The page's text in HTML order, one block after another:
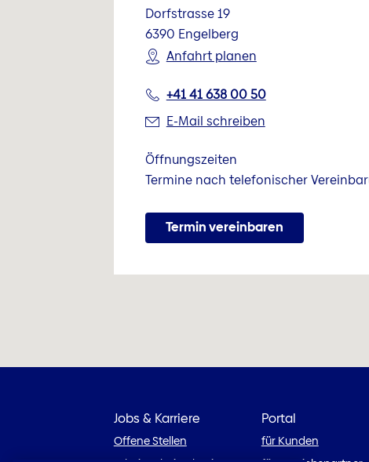
Dorfstrasse 19
6390 Engelberg
Anfahrt planen
+41 41 638 00 50
E-Mail schreiben
Öffnungszeiten
Termine nach telefonischer
Termin vereinbaren
Jobs & Karriere
Offene Stellen
Portal
für Kunden